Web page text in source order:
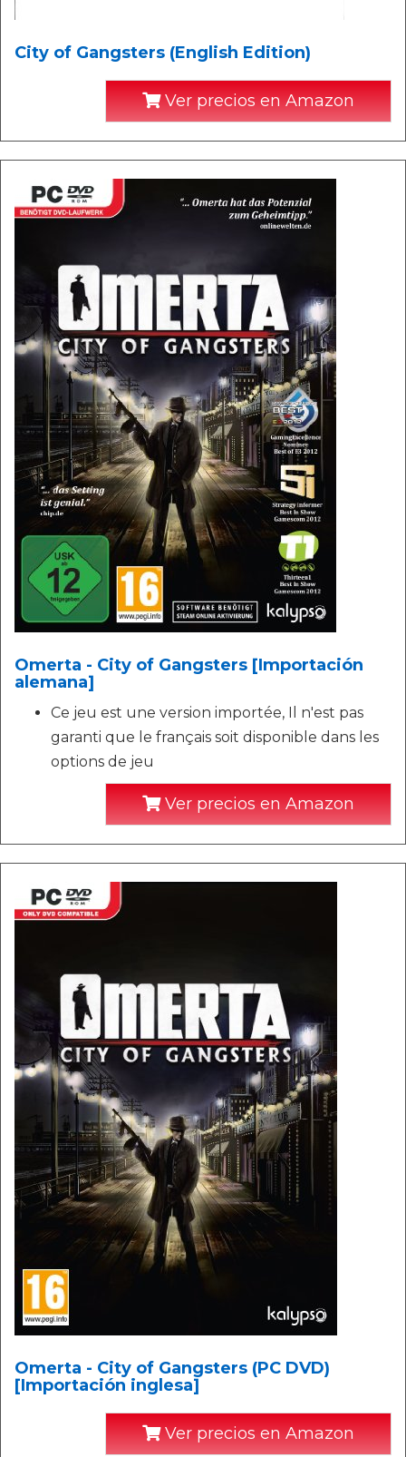
City of Gangsters (English Edition)
Ver precios en Amazon
Omerta - City of Gangsters [Importación
alemana]
Ce jeu est une version importée, Il n'est pas
garanti que le français soit disponible dans les
options de jeu
Ver precios en Amazon
Omerta - City of Gangsters (PC DVD)
[Importación inglesa]
Ver precios en Amazon